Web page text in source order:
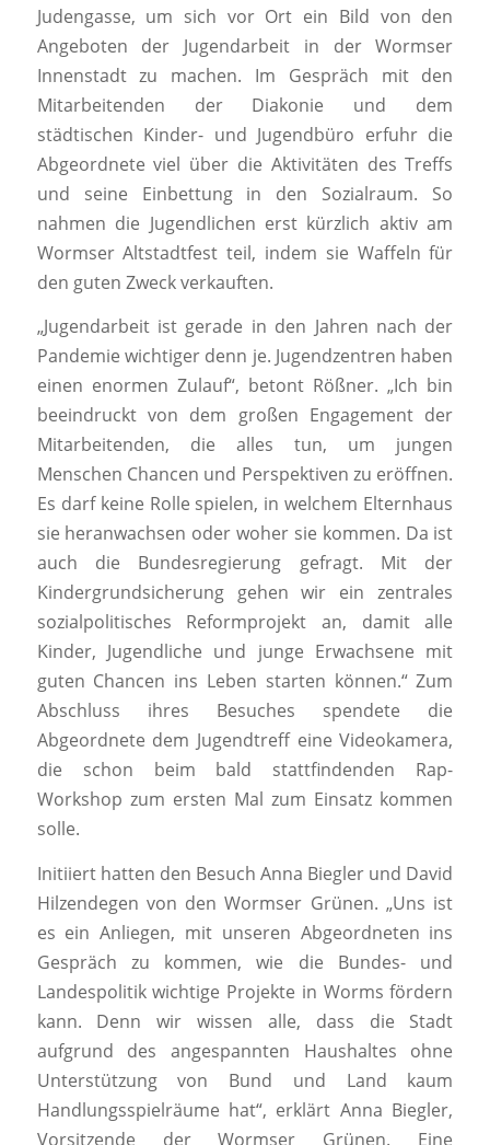
Judengasse, um sich vor Ort ein Bild von den
Angeboten der Jugendarbeit in der Wormser
Innenstadt zu machen. Im Gespräch mit den
Mitarbeitenden der Diakonie und dem
städtischen Kinder- und Jugendbüro erfuhr die
Abgeordnete viel über die Aktivitäten des Treffs
und seine Einbettung in den Sozialraum. So
nahmen die Jugendlichen erst kürzlich aktiv am
Wormser Altstadtfest teil, indem sie Waffeln für
den guten Zweck verkauften.
„Jugendarbeit ist gerade in den Jahren nach der
Pandemie wichtiger denn je. Jugendzentren haben
einen enormen Zulauf“, betont Rößner. „Ich bin
beeindruckt von dem großen Engagement der
Mitarbeitenden, die alles tun, um jungen
Menschen Chancen und Perspektiven zu eröffnen.
Es darf keine Rolle spielen, in welchem Elternhaus
sie heranwachsen oder woher sie kommen. Da ist
auch die Bundesregierung gefragt. Mit der
Kindergrundsicherung gehen wir ein zentrales
sozialpolitisches Reformprojekt an, damit alle
Kinder, Jugendliche und junge Erwachsene mit
guten Chancen ins Leben starten können.“ Zum
Abschluss ihres Besuches spendete die
Abgeordnete dem Jugendtreff eine Videokamera,
die schon beim bald stattfindenden Rap-
Workshop zum ersten Mal zum Einsatz kommen
solle.
Initiiert hatten den Besuch Anna Biegler und David
Hilzendegen von den Wormser Grünen. „Uns ist
es ein Anliegen, mit unseren Abgeordneten ins
Gespräch zu kommen, wie die Bundes- und
Landespolitik wichtige Projekte in Worms fördern
kann. Denn wir wissen alle, dass die Stadt
aufgrund des angespannten Haushaltes ohne
Unterstützung von Bund und Land kaum
Handlungsspielräume hat“, erklärt Anna Biegler,
Vorsitzende der Wormser Grünen. Eine